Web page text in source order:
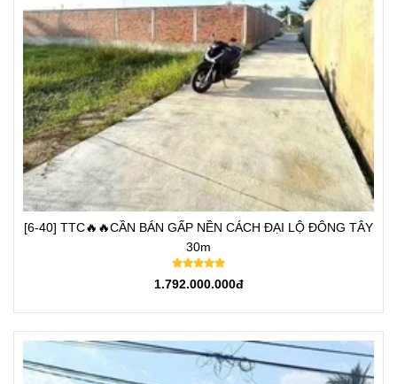
[6-40] TTC🔥🔥CẦN BÁN GẤP NỀN CÁCH ĐẠI LỘ ĐÔNG TÂY
30m
1.792.000.000đ